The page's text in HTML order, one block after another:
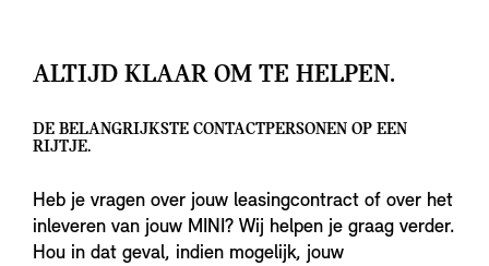
ALTIJD KLAAR OM TE HELPEN.
DE BELANGRIJKSTE CONTACTPERSONEN OP EEN
RIJTJE.
Heb je vragen over jouw leasingcontract of over het
inleveren van jouw MINI? Wij helpen je graag verder.
Hou in dat geval, indien mogelijk, jouw